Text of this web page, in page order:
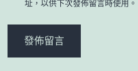
址，以供下次發佈留言時使用。